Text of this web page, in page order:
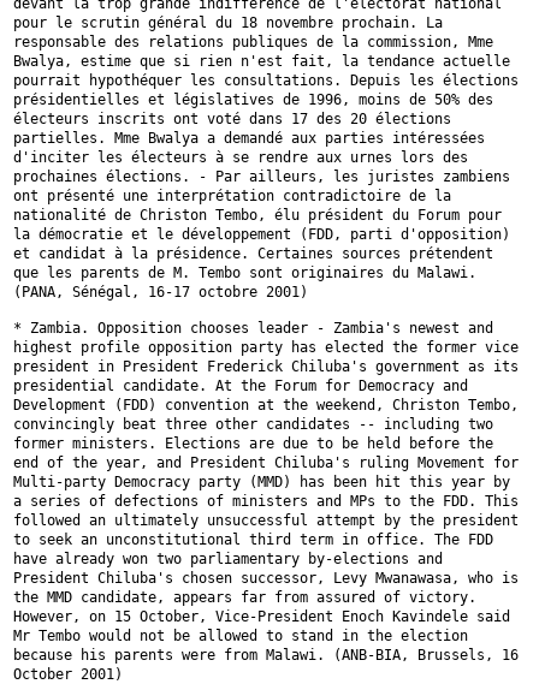
pour le scrutin général du 18 novembre prochain. La
responsable des relations publiques de la commission, Mme
Bwalya, estime que si rien n'est fait, la tendance actuelle
pourrait
hypothéquer les consultations. Depuis les élections
présidentielles et législatives de 1996, moins de 50% des
électeurs inscrits ont voté dans 17 des 20 élections
partielles. Mme Bwalya a demandé aux parties intéressées
d'inciter les électeurs à se rendre aux urnes lors des
prochaines élections. - Par ailleurs, les juristes zambiens
ont présenté une interprétation contradictoire de la
nationalité de Christon Tembo, élu président du Forum pour
la démocratie et le développement (FDD, parti d'opposition)
et candidat à la présidence. Certaines sources prétendent
que les parents de M. Tembo sont originaires du Malawi.
(PANA, Sénégal, 16-17 octobre 2001)
* Zambia. Opposition chooses leader - Zambia's newest and
highest profile opposition party has elected the former vice
president in President Frederick Chiluba's government as its
presidential candidate. At the Forum for Democracy and
Development (FDD) convention at the weekend, Christon Tembo,
convincingly beat three other candidates -- including two
former ministers. Elections are due to be held before the
end of the year, and President Chiluba's ruling Movement for
Multi-party Democracy party (MMD)
has been hit this year by
a series of defections of ministers and MPs to the FDD. This
followed an ultimately unsuccessful attempt by the president
to seek an unconstitutional third term in office. The FDD
have already won two parliamentary by-elections and
President Chiluba's chosen successor, Levy Mwanawasa, who is
the MMD candidate, appears far from assured of victory.
However, on 15 October, Vice-President Enoch Kavindele said
Mr Tembo would not be allowed to stand in the election
because his parents were from Malawi. (ANB-BIA, Brussels, 16
October 2001)